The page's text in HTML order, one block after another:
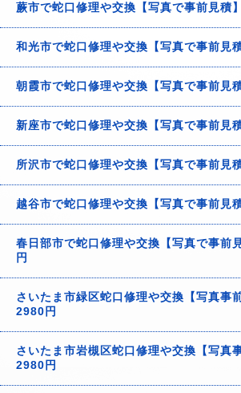
蕨市で蛇口修理や交換【写真で事前見積
和光市で蛇口修理や交換【写真で事前見
朝霞市で蛇口修理や交換【写真で事前見
新座市で蛇口修理や交換【写真で事前見
所沢市で蛇口修理や交換【写真で事前見
越谷市で蛇口修理や交換【写真で事前見
春日部市で蛇口修理や交換【写真で事前
円
さいたま市緑区蛇口修理や交換【写真事
2980円
さいたま市岩槻区蛇口修理や交換【写真
2980円